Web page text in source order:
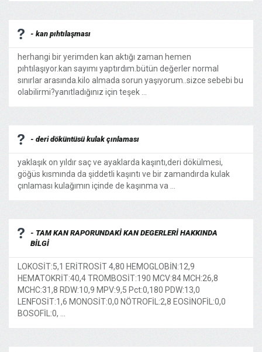
- kan pıhtılaşması
herhangi bir yerimden kan aktığı zaman hemen
pıhtılaşıyor.kan sayımı yaptırdım.bütün değerler normal
sınırlar arasında.kilo almada sorun yaşıyorum..sizce sebebi bu
olabilirmi?yanıtladığınız için teşek ...
- deri döküntüsü kulak çınlaması
yaklaşık on yıldır saç ve ayaklarda kaşıntı,deri dökülmesi,
göğüs kısmında da şiddetli kaşıntı ve bir zamandırda kulak
çınlaması kulağımın içinde de kaşınma va ...
- TAM KAN RAPORUNDAKİ KAN DEGERLERİ HAKKINDA
BİLGİ
LOKOSİT:5,1 ERİTROSİT 4,80 HEMOGLOBİN:12,9
HEMATOKRİT:40,4 TROMBOSİT:190 MCV:84 MCH:26,8
MCHC:31,8 RDW:10,9 MPV:9,5 Pct:0,180 PDW:13,0
LENFOSİT:1,6 MONOSİT:0,0 NÖTROFİL:2,8 EOSİNOFİL:0,0
BOSOFİL:0, ...